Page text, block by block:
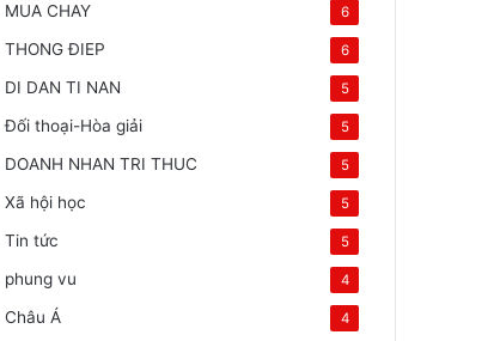
MUA CHAY 6
THONG ĐIEP 6
DI DAN TI NAN 5
Đối thoại-Hòa giải 5
DOANH NHAN TRI THUC 5
Xã hội học 5
Tin tức 5
phung vu 4
Châu Á 4